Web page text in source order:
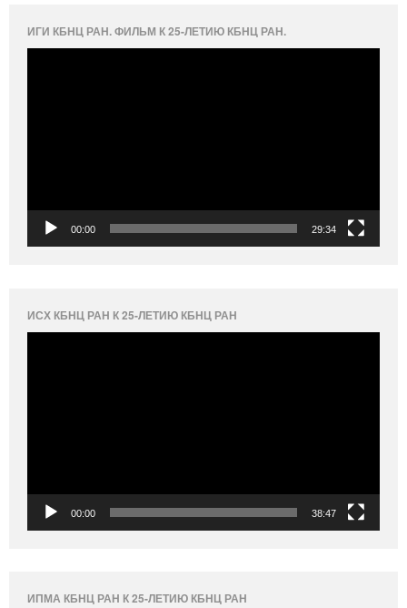
ИГИ КБНЦ РАН. ФИЛЬМ К 25-ЛЕТИЮ КБНЦ РАН.
00:00 29:34
ИСХ КБНЦ РАН К 25-ЛЕТИЮ КБНЦ РАН
00:00 38:47
ИПМА КБНЦ РАН К 25-ЛЕТИЮ КБНЦ РАН